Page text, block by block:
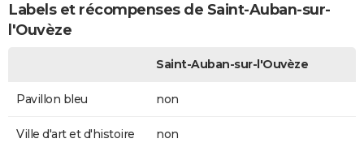
Labels et récompenses de Saint-Auban-sur-
l'Ouvèze
Saint-Auban-sur-l'Ouvèze
Pavillon bleu non
Ville d'art et d'histoire non